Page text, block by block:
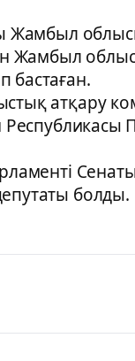
Жамбыл
Жамбыл
атқару